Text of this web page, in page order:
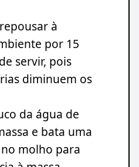
à
por 15
servir, pois
diminuem os
da água de
e bata uma
molho para